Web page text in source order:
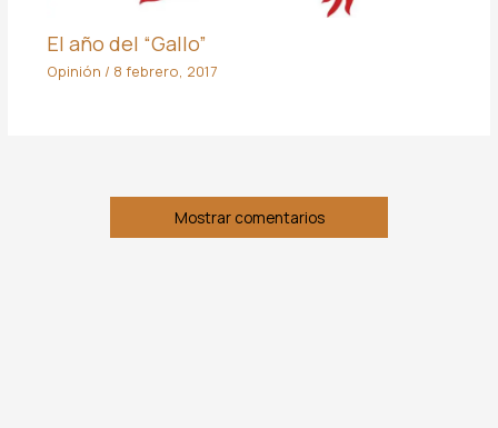
El año del “Gallo”
Opinión / 8 febrero, 2017
Mostrar comentarios